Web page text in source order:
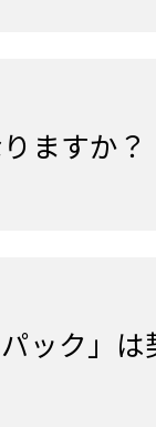
ますか？
パック」